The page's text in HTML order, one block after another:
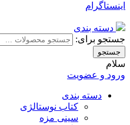
اینستاگرام
دسته بندی
جستجو برای:
جستجو
سلام
ورود و عضویت
دسته بندی
کتاب نوستالژی
سینی مزه